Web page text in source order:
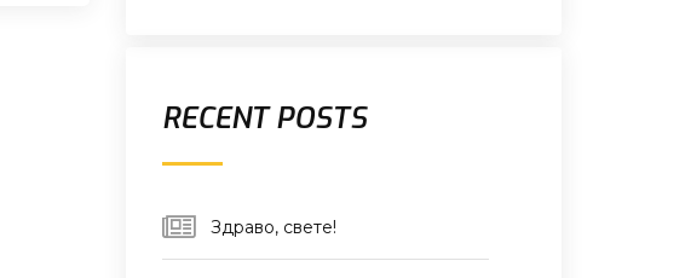
RECENT POSTS
Здраво, свете!